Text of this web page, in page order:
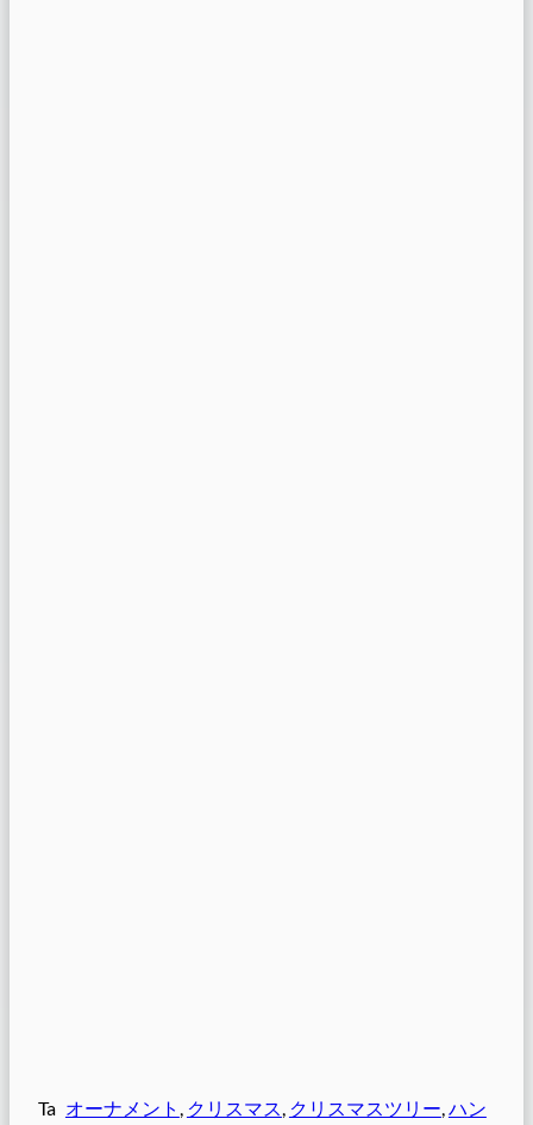
Ta オーナメント , クリスマス, クリスマスツリー, ハン